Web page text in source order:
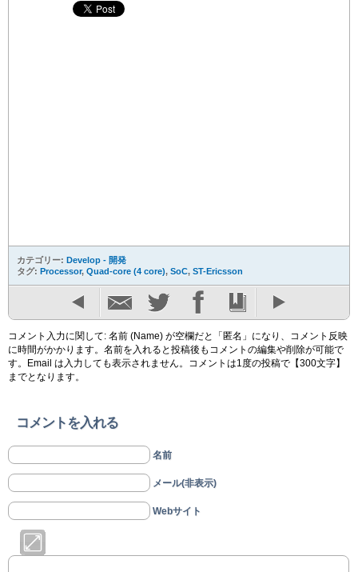
カテゴリー: Develop - 開発
タグ: Processor, Quad-core (4 core), SoC, ST-Ericsson
コメント入力に関して: 名前 (Name) が空欄だと「匿名」になり、コメント反映
に時間がかかります。名前を入れると投稿後もコメントの編集や削除が可能で
す。Email は入力しても表示されません。コメントは1度の投稿で【300文字】
までとなります。
コメントを入れる
名前
メール(非表示)
Webサイト